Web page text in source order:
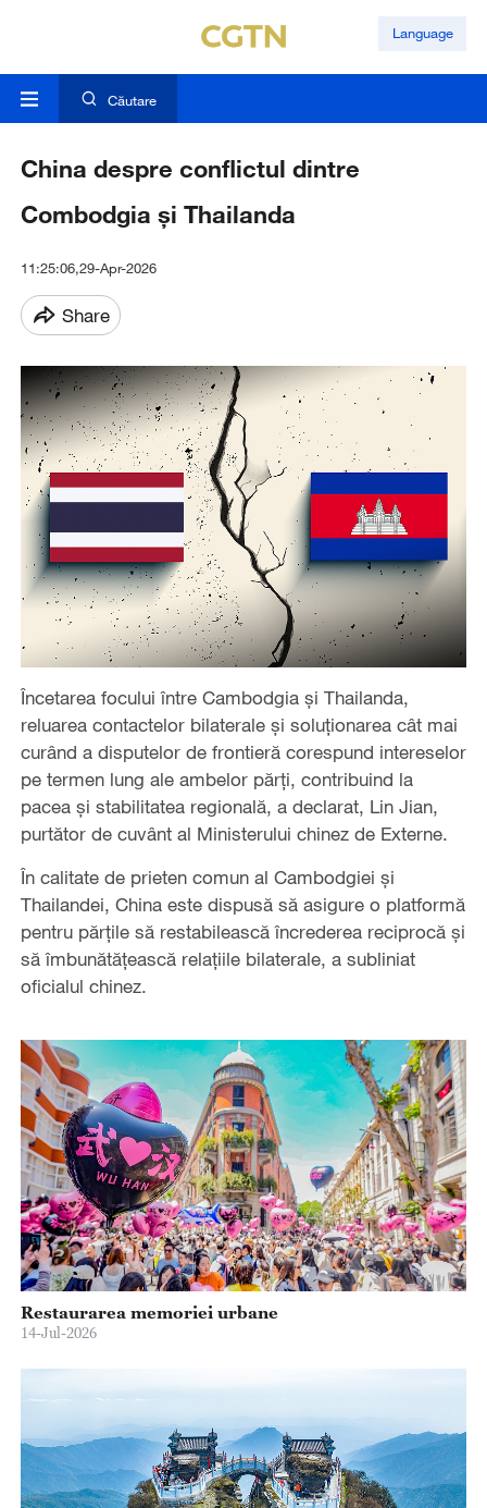
Language
Căutare
China despre conflictul dintre
Combodgia și Thailanda
11:25:06,29-Apr-2026
Share
Încetarea focului între Cambodgia și Thailanda,
reluarea contactelor bilaterale și soluționarea cât mai
curând a disputelor de frontieră corespund intereselor
pe termen lung ale ambelor părți, contribuind la
pacea și stabilitatea regională, a declarat, Lin Jian,
purtător de cuvânt al Ministerului chinez de Externe.
În calitate de prieten comun al Cambodgiei și
Thailandei, China este dispusă să asigure o platformă
pentru părțile să restabilească încrederea reciprocă și
să îmbunătățească relațiile bilaterale, a subliniat
oficialul chinez.
Restaurarea memoriei urbane
14-Jul-2026